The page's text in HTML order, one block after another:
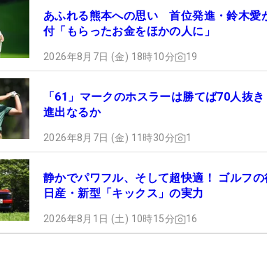
あふれる熊本への思い 首位発進・鈴木愛
付「もらったお金をほかの人に」
2026年8月7日 (金) 18時10分 19
「61」マークのホスラーは勝てば70人抜
進出なるか
2026年8月7日 (金) 11時30分 1
静かでパワフル、そして超快適！ ゴルフ
日産・新型「キックス」の実力
2026年8月1日 (土) 10時15分 16